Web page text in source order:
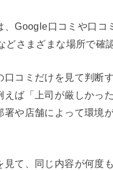
、Google口コミや口コ
どさまざまな場所で確
口コミだけを見て判断
えば「上司が厳しかっ
署や店舗によって環境
見て、同じ内容が何度